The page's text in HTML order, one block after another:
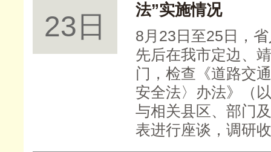
23日
法”实施情况
8月23日至25日，
先后在我市定边、
门，检查《道路交
安全法〉办法》（
与相关县区、部门
表进行座谈，调研